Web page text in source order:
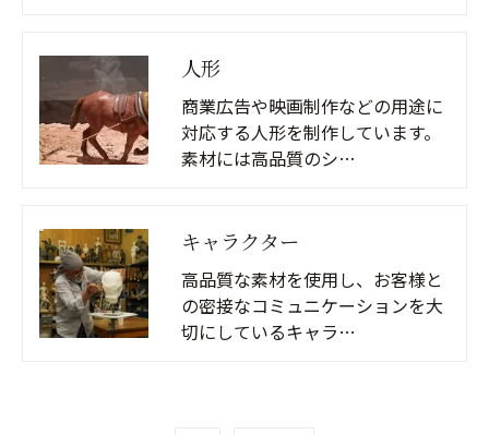
人形
商業広告や映画制作などの用途に
対応する人形を制作しています。
素材には高品質のシ…
キャラクター
高品質な素材を使用し、お客様と
の密接なコミュニケーションを大
切にしているキャラ…